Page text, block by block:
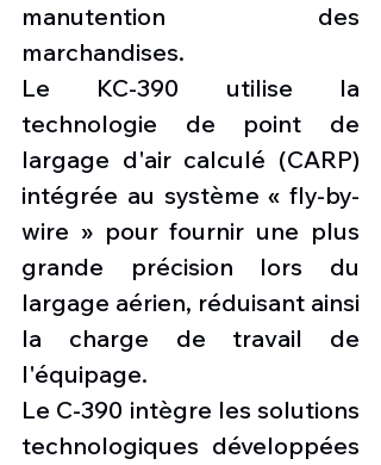
manutention des
marchandises.
Le KC-390 utilise la
technologie de point de
largage d'air calculé (CARP)
intégrée au système « fly-by-
wire » pour fournir une plus
grande précision lors du
largage aérien, réduisant ainsi
la charge de travail de
l'équipage.
Le C-390 intègre les solutions
technologiques développées